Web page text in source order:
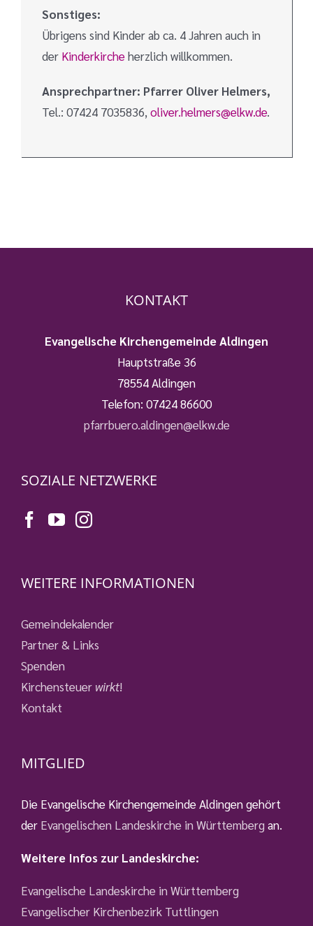
Sonstiges:
Übrigens sind Kinder ab ca. 4 Jahren auch in
der Kinderkircheherzlich willkommen.
Ansprechpartner: Pfarrer Oliver Helmers,
Tel.: 07424 7035836, oliver.helmers@elkw.de.
KONTAKT
Evangelische Kirchengemeinde Aldingen
Hauptstraße 36
78554 Aldingen
Telefon: 07424 86600
pfarrbuero.aldingen@elkw.de
SOZIALE NETZWERKE
WEITERE INFORMATIONEN
Gemeindekalender
Partner & Links
Spenden
Kirchensteuer wirkt!
Kontakt
MITGLIED
Die Evangelische Kirchengemeinde Aldingen gehört
der Evangelischen Landeskirche in Württemberg an.
Weitere Infos zur Landeskirche:
Evangelische Landeskirche in Württemberg
Evangelischer Kirchenbezirk Tuttlingen